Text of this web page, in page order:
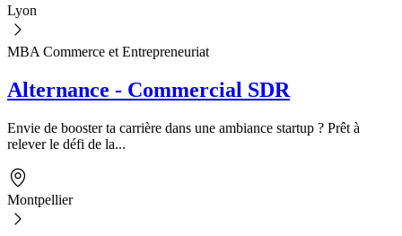
Lyon
MBA Commerce et Entrepreneuriat
Alternance - Commercial SDR
Envie de booster ta carrière dans une ambiance startup ? Prêt à
relever le défi de la...
Montpellier